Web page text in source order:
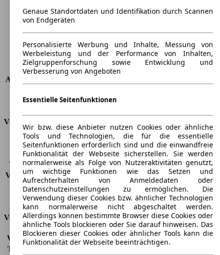
Radstand
-
Maximalgewicht
Türen
5
Sitze
5
Dachlast
-
Anhängelast (ungebremst)
Kofferraumvolumen
390 - 1335 l
Verbrauch
CO2 Emissionen*
-
Verbrauch (Stadt)
-
Verbrauch (Land)
-
Verbrauch (komb.)*
Schadstoffklasse
EU6e
Tankinhalt
62 l
Versicherungsklassen
Vollkasko -
Teilkasko
Genaue Standortdaten und Identifikation durch Scannen
von Endgeräten
Personalisierte Werbung und Inhalte, Messung von
Werbeleistung und der Performance von Inhalten,
Zielgruppenforschung sowie Entwicklung und
Verbesserung von Angeboten
Essentielle Seitenfunktionen
Wir bzw. diese Anbieter nutzen Cookies oder ähnliche
Tools und Technologien, die für die essentielle
Seitenfunktionen erforderlich sind und die einwandfreie
Funktionalität der Webseite sicherstellen. Sie werden
normalerweise als Folge von Nutzeraktivitäten genutzt,
um wichtige Funktionen wie das Setzen und
Aufrechterhalten von Anmeldedaten oder
Datenschutzeinstellungen zu ermöglichen. Die
Verwendung dieser Cookies bzw. ähnlicher Technologien
kann normalerweise nicht abgeschaltet werden.
Allerdings können bestimmte Browser diese Cookies oder
ähnliche Tools blockieren oder Sie darauf hinweisen. Das
Blockieren dieser Cookies oder ähnlicher Tools kann die
Funktionalität der Webseite beeinträchtigen.